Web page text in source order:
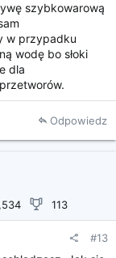
szybkowarową
w przypadku
wodę bo słoki
dla
Odpowiedz
113
#13